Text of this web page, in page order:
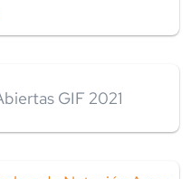
GIF 2021